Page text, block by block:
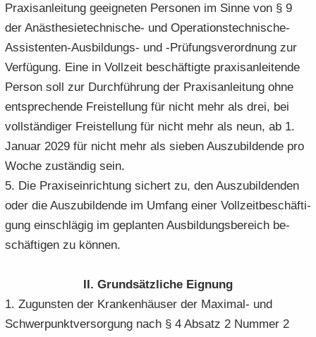
Pra­xis­an­lei­tung ge­eig­ne­ten Per­so­nen im Sinne von § 9
der Anästhesietechnische-​ und Operationstechnische-​
Assistenten-Ausbildungs- und -​Prüfungsverordnung zur
Ver­fü­gung. Eine in Voll­zeit be­schäf­tig­te pra­xis­an­lei­ten­de
Per­son soll zur Durch­füh­rung der Pra­xis­an­lei­tung ohne
ent­spre­chen­de Frei­stel­lung für nicht mehr als drei, bei
voll­stän­di­ger Frei­stel­lung für nicht mehr als neun, ab 1.
Ja­nu­ar 2029 für nicht mehr als sie­ben Aus­zu­bil­den­de pro
Woche zu­stän­dig sein.
5. Die Pra­xis­ein­rich­tung si­chert zu, den Aus­zu­bil­den­den
oder die Aus­zu­bil­den­de im Um­fang einer Voll­zeit­be­schäf­ti­
gung ein­schlä­gig im ge­plan­ten Aus­bil­dungs­be­reich be­
schäf­ti­gen zu kön­nen.
II. Grund­sätz­li­che Eig­nung
1. Zu­guns­ten der Kran­ken­häu­ser der Maximal-​ und
Schwer­punkt­ver­sor­gung nach § 4 Ab­satz 2 Num­mer 2